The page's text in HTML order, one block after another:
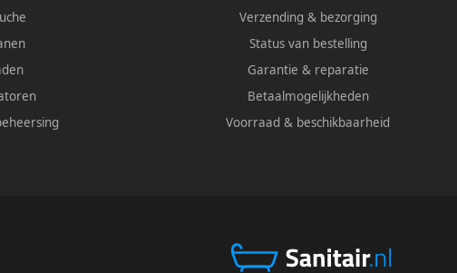
Verzending & bezorging
Status van bestelling
Garantie & reparatie
Betaalmogelijkheden
Voorraad & beschikbaarheid